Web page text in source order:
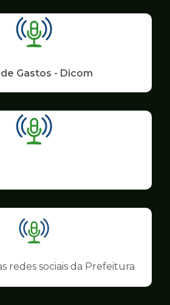
Gastos - Dicom
Ilustração
pagina
Comunicação
redes sociais da Prefeitura